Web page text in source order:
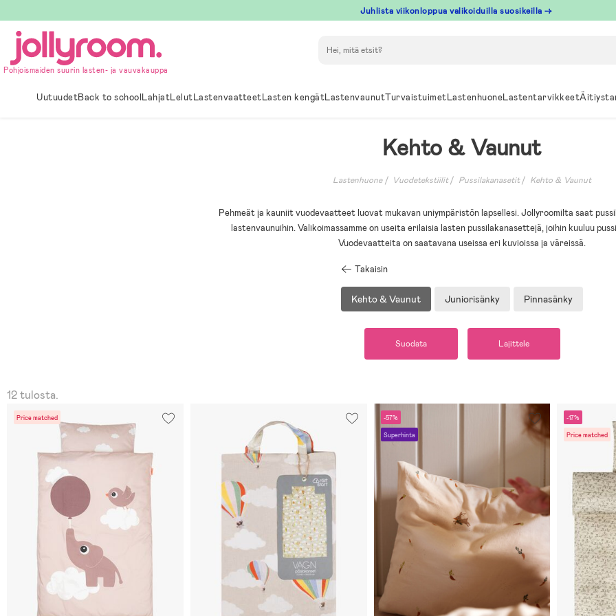
till
innehållet
Juhlista viikonloppua valikoiduilla suosikeilla →
Pohjoismaiden suurin lasten- ja vauvakauppa
UutuudetBack to schoolLahjatLelutLastenvaatteetLasten kengätLastenvaunutTurvaistuimetLastenhuoneLastentarvikkeet
Kehto & Vaunut
Lastenhuone Vuodetekstiilit Pussilakanasetit Kehto & Vaunut
Pehmeät ja kauniit vuodevaatteet luovat mukavan uniympäristön lapsellesi. Jollyroomilta saat
lastenvaunuihin. Valikoimassamme on useita erilaisia lasten pussilakanasettejä, joihin kuuluu
Vuodevaatteita on saatavana useissa eri kuvioissa ja väreissä.
Takaisin
Kehto & Vaunut Juniorisänky Pinnasänky
Suodata Lajittele
12 tulosta.
Price matched -57%
Superhinta
-17%
Price matched